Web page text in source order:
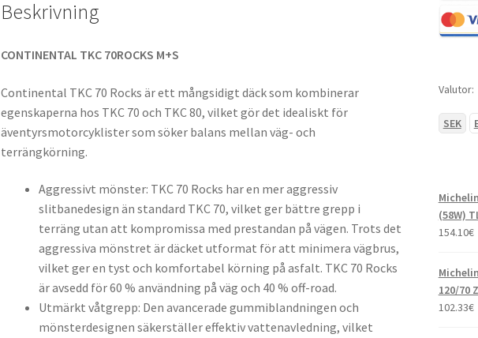
(bak)
mängd
Beskrivning
CONTINENTAL TKC 70ROCKS M+S
Continental TKC 70 Rocks är ett mångsidigt däck som kombinerar
egenskaperna hos TKC 70 och TKC 80, vilket gör det idealiskt för
äventyrsmotorcyklister som söker balans mellan väg- och
terrängkörning.
Aggressivt mönster: TKC 70 Rocks har en mer aggressiv
slitbanedesign än standard TKC 70, vilket ger bättre grepp i
terräng utan att kompromissa med prestandan på vägen. Trots det
aggressiva mönstret är däcket utformat för att minimera vägbrus,
vilket ger en tyst och komfortabel körning på asfalt. TKC 70 Rocks
är avsedd för 60 % användning på väg och 40 % off-road.
Utmärkt våtgrepp: Den avancerade gummiblandningen och
mönsterdesignen säkerställer effektiv vattenavledning, vilket
Valutor:
SEK
(58W)
154.10€
120/70
102.33€